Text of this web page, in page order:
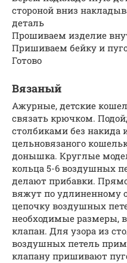
стороной вниз
деталь
Прошиваем изделие
Пришиваем бейку и
Готово
Вязаный
Ажурные, детские
связать крючком.
столбиками без накида
цельновязаного
донышка. Круглые
кольца 5-6 воздушных
делают прибавки.
вяжут по удлиненному
цепочку воздушных
необходимые размеры,
клапан. Для узора из
воздушных петель
клапану пришивают